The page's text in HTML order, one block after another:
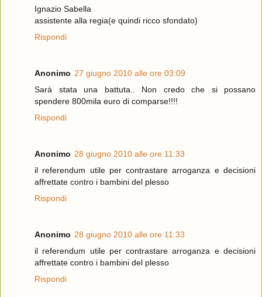
Ignazio Sabella
assistente alla regia(e quindi ricco sfondato)
Rispondi
Anonimo 27 giugno 2010 alle ore 03:09
Sarà stata una battuta.. Non credo che si possano
spendere 800mila euro di comparse!!!!
Rispondi
Anonimo 28 giugno 2010 alle ore 11:33
il referendum utile per contrastare arroganza e decisioni
affrettate contro i bambini del plesso
Rispondi
Anonimo 28 giugno 2010 alle ore 11:33
il referendum utile per contrastare arroganza e decisioni
affrettate contro i bambini del plesso
Rispondi